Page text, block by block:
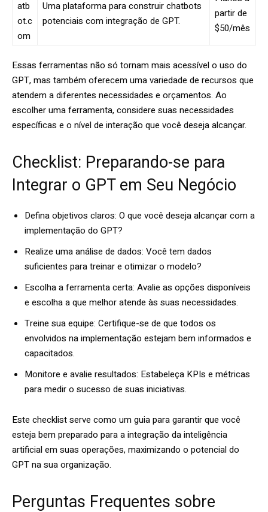
atb
ot.c
om
Uma plataforma para construir chatbots
potenciais com integração de GPT.
partir de
$50/mês
Essas ferramentas não só tornam mais acessível o uso do
GPT, mas também oferecem uma variedade de recursos que
atendem a diferentes necessidades e orçamentos. Ao
escolher uma ferramenta, considere suas necessidades
específicas e o nível de interação que você deseja alcançar.
Checklist: Preparando-se para
Integrar o GPT em Seu Negócio
Defina objetivos claros: O que você deseja alcançar com a
implementação do GPT?
Realize uma análise de dados: Você tem dados
suficientes para treinar e otimizar o modelo?
Escolha a ferramenta certa: Avalie as opções disponíveis
e escolha a que melhor atende às suas necessidades.
Treine sua equipe: Certifique-se de que todos os
envolvidos na implementação estejam bem informados e
capacitados.
Monitore e avalie resultados: Estabeleça KPIs e métricas
para medir o sucesso de suas iniciativas.
Este checklist serve como um guia para garantir que você
esteja bem preparado para a integração da inteligência
artificial em suas operações, maximizando o potencial do
GPT na sua organização.
Perguntas Frequentes sobre